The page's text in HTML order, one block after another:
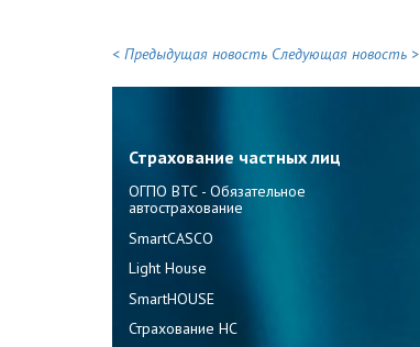
< Предыдущая новость Следующая новость >
Страхование частных лиц
ОГПО ВТС - Обязательное
автострахование
SmartCASCO
Light House
SmartHOUSE
Страхование НС